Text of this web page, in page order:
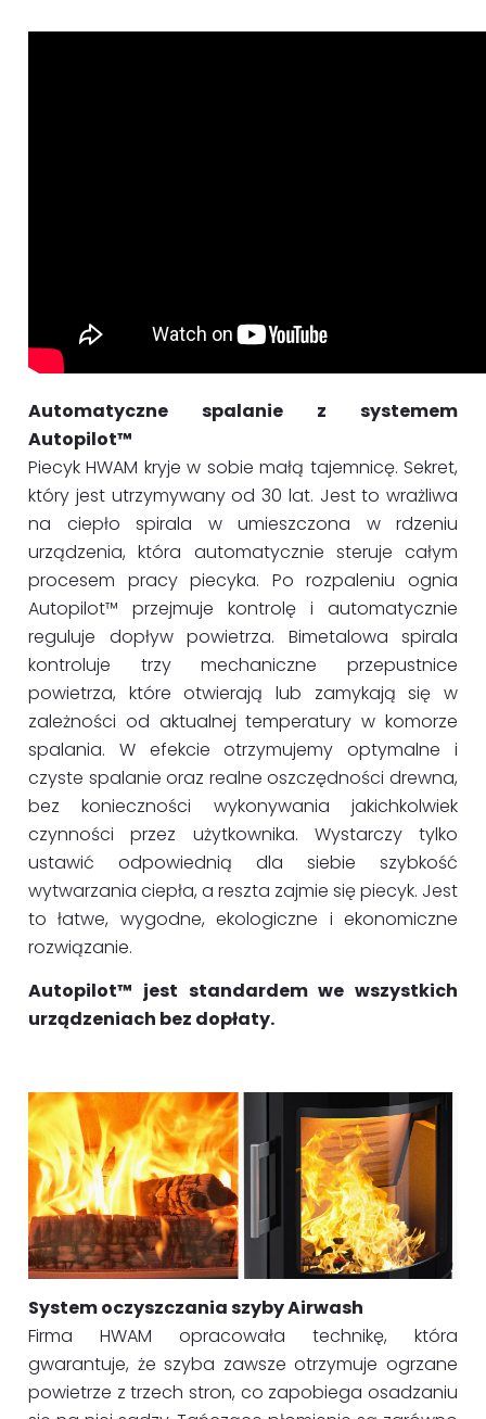
Automatyczne spalanie z systemem
Autopilot™
Piecyk HWAM kryje w sobie małą tajemnicę. Sekret,
który jest utrzymywany od 30 lat. Jest to wrażliwa
na ciepło spirala w umieszczona w rdzeniu
urządzenia, która automatycznie steruje całym
procesem pracy piecyka. Po rozpaleniu ognia
Autopilot™ przejmuje kontrolę i automatycznie
reguluje dopływ powietrza. Bimetalowa spirala
kontroluje trzy mechaniczne przepustnice
powietrza, które otwierają lub zamykają się w
zależności od aktualnej temperatury w komorze
spalania. W efekcie otrzymujemy optymalne i
czyste spalanie oraz realne oszczędności drewna,
bez konieczności wykonywania jakichkolwiek
czynności przez użytkownika. Wystarczy tylko
ustawić odpowiednią dla siebie szybkość
wytwarzania ciepła, a reszta zajmie się piecyk. Jest
to łatwe, wygodne, ekologiczne i ekonomiczne
rozwiązanie.
Autopilot™ jest standardem we wszystkich
urządzeniach bez dopłaty.
System oczyszczania szyby Airwash
Firma HWAM opracowała technikę, która
gwarantuje, że szyba zawsze otrzymuje ogrzane
powietrze z trzech stron, co zapobiega osadzaniu